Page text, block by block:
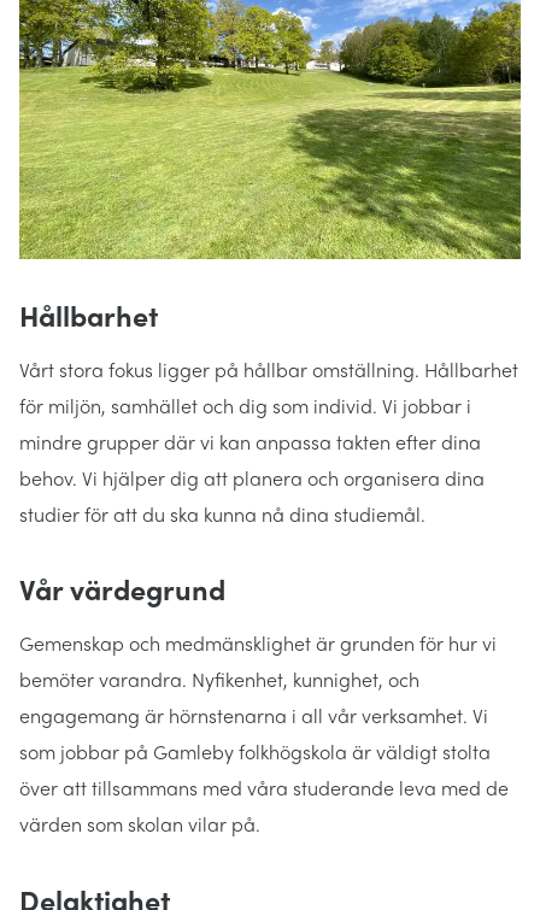
Hållbarhet
Vårt stora fokus ligger på hållbar omställning. Hållbarhet
för miljön, samhället och dig som individ. Vi jobbar i
mindre grupper där vi kan anpassa takten efter dina
behov. Vi hjälper dig att planera och organisera dina
studier för att du ska kunna nå dina studiemål.
Vår värdegrund
Gemenskap och medmänsklighet är grunden för hur vi
bemöter varandra. Nyfikenhet, kunnighet, och
engagemang är hörnstenarna i all vår verksamhet. Vi
som jobbar på Gamleby folkhögskola är väldigt stolta
över att tillsammans med våra studerande leva med de
värden som skolan vilar på.
Delaktighet